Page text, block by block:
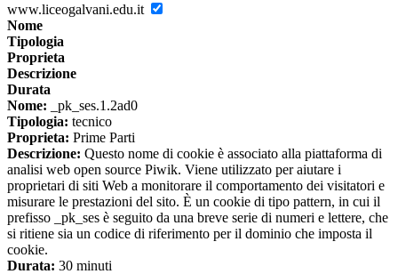
www.liceogalvani.edu.it
Nome
Tipologia
Proprieta
Descrizione
Durata
Nome: _pk_ses.1.2ad0
Tipologia: tecnico
Proprieta: Prime Parti
Descrizione: Questo nome di cookie è associato alla piattaforma di
analisi web open source Piwik. Viene utilizzato per aiutare i
proprietari di siti Web a monitorare il comportamento dei visitatori e
misurare le prestazioni del sito. È un cookie di tipo pattern, in cui il
prefisso _pk_ses è seguito da una breve serie di numeri e lettere, che
si ritiene sia un codice di riferimento per il dominio che imposta il
cookie.
Durata: 30 minuti